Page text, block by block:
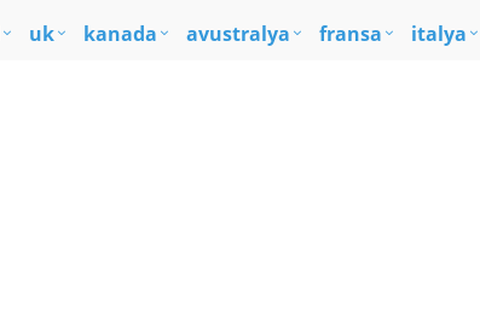
uk kanada avustralya fransa italya